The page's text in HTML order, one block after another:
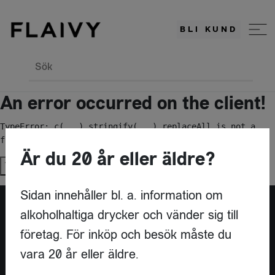
BLI KUND
Sök
An error occurred on the client!
TypeError: c(...).stringify(...).replaceAll is not a
function
Try again
Är du leverantör?
Är du 20 år eller äldre?
Sidan innehåller bl. a. information om
alkoholhaltiga drycker och vänder sig till
företag. För inköp och besök måste du
vara 20 år eller äldre.